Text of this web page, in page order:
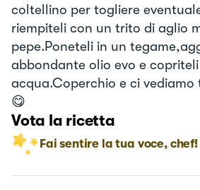
coltellino per togliere
riempiteli con un trito di aglio
pepe.Poneteli in un
abbondante olio evo e
acqua.Coperchio e ci
😋
Vota la ricetta
Fai sentire la tua voce, chef!